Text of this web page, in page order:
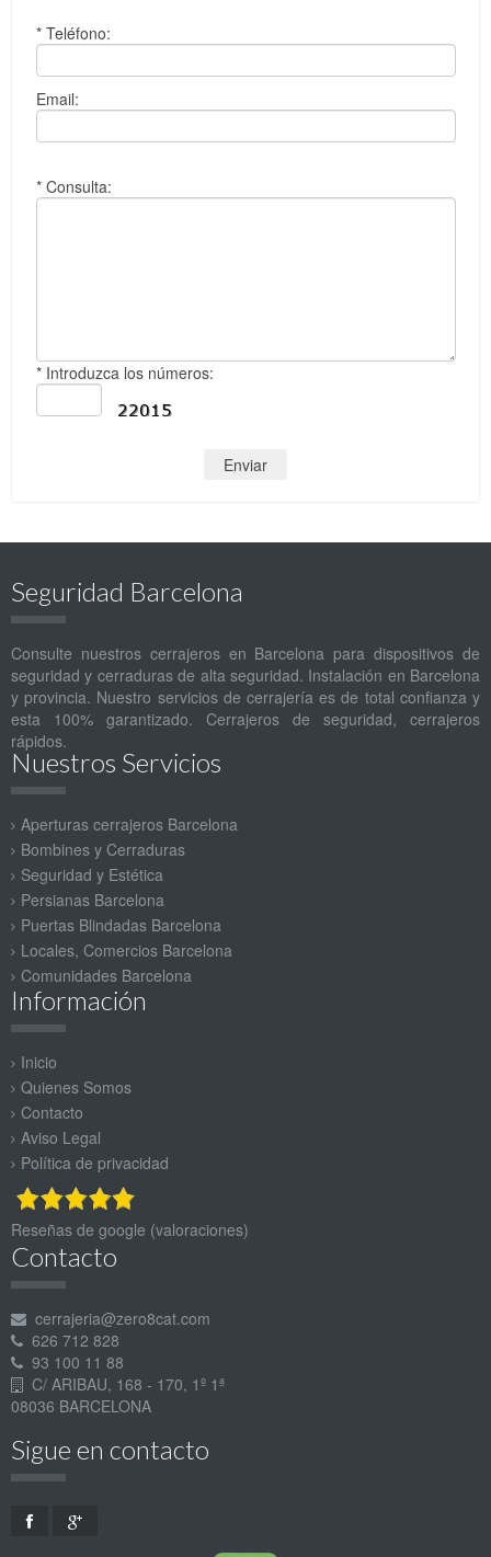
* Teléfono:
Email:
* Consulta:
* Introduzca los números:
Seguridad Barcelona
Consulte nuestros cerrajeros en Barcelona para dispositivos de
seguridad y cerraduras de alta seguridad. Instalación en Barcelona
y provincia. Nuestro servicios de cerrajería es de total confianza y
esta 100% garantizado. Cerrajeros de seguridad, cerrajeros
rápidos.
Nuestros Servicios
Aperturas cerrajeros Barcelona
Bombines y Cerraduras
Seguridad y Estética
Persianas Barcelona
Puertas Blindadas Barcelona
Locales, Comercios Barcelona
Comunidades Barcelona
Información
Inicio
Quienes Somos
Contacto
Aviso Legal
Política de privacidad
Reseñas de google (valoraciones)
Contacto
cerrajeria@zero8cat.com
626 712 828
93 100 11 88
C/ ARIBAU, 168 - 170, 1º 1ª
08036 BARCELONA
Sigue en contacto